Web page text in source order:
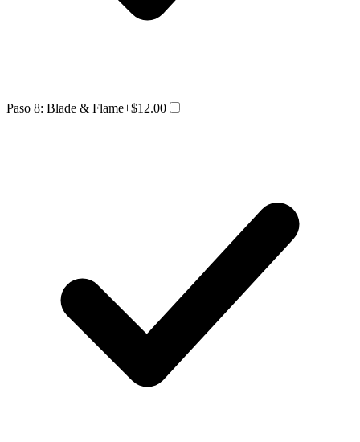
Paso 8: Blade & Flame+$12.00